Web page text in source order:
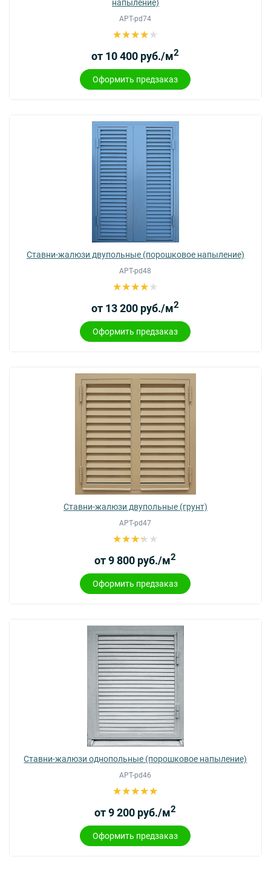
напыление)
АРТ-pd74
от 10 400 руб./м2
Оформить предзаказ
Ставни-жалюзи двупольные (порошковое напыление)
АРТ-pd48
от 13 200 руб./м2
Оформить предзаказ
Ставни-жалюзи двупольные (грунт)
АРТ-pd47
от 9 800 руб./м2
Оформить предзаказ
Ставни-жалюзи однопольные (порошковое напыление)
АРТ-pd46
от 9 200 руб./м2
Оформить предзаказ